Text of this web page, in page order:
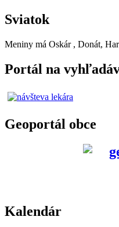
Sviatok
Meniny má Oskár , Donát,
Portál na
Geoportál obce
Kalendár